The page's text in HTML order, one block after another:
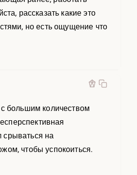
рассказать какие это
но есть ощущение что
большим количеством
срываться на
чтобы успокоиться.